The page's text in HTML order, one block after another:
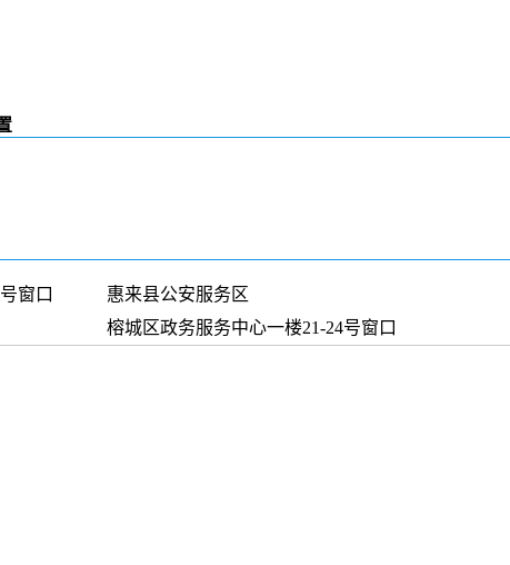
窗口
惠来县公安服务区
榕城区政务服务中心一楼21-24号窗口